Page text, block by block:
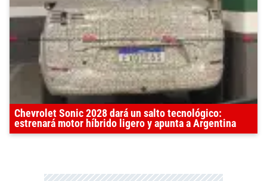
Chevrolet Sonic 2028 dará un salto tecnológico:
estrenará motor híbrido ligero y apunta a Argentina